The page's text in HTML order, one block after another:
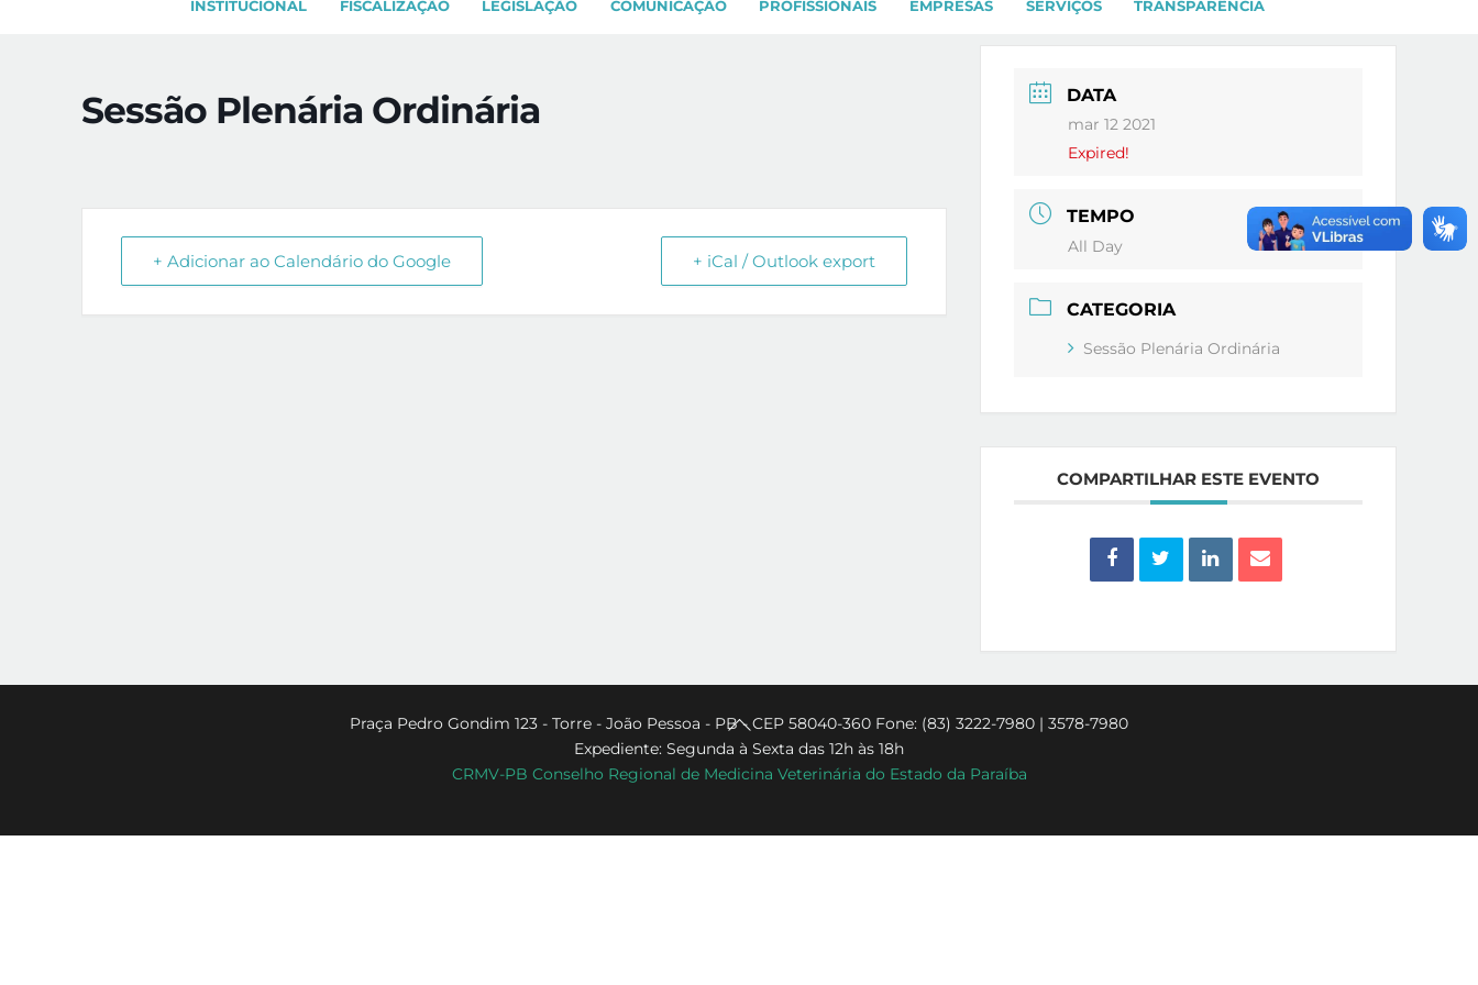
INSTITUCIONAL FISCALIZAÇÃO LEGISLAÇÃO COMUNICAÇÃO PROFISSIONAIS EMPRESAS SERVIÇOS TRANSPARÊNCIA
Sessão Plenária Ordinária
+ Adicionar ao Calendário do Google + iCal / Outlook export
DATA
mar 12 2021
Expired!
TEMPO
All Day
CATEGORIA
Sessão Plenária Ordinária
COMPARTILHAR ESTE EVENTO
Back
To
Top
Praça Pedro Gondim 123 - Torre - João Pessoa - PB - CEP 58040-360 Fone: (83) 3222-7980 | 3578-7980
Expediente: Segunda à Sexta das 12h às 18h
CRMV-PB Conselho Regional de Medicina Veterinária do Estado da Paraíba